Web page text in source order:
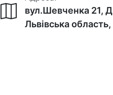
вул.Шевченка 21,
Львівська